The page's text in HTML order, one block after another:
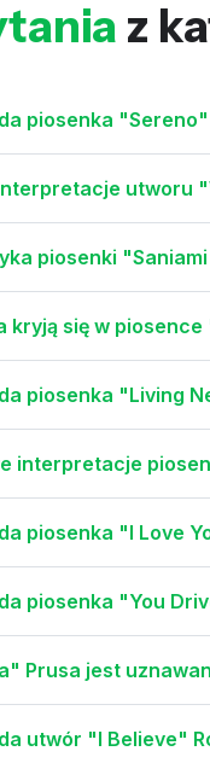
z
piosenka
utworu
piosenki
kryją się w
piosenka "Living
interpretacje
piosenka "I Love
piosenka "You
Prusa jest
utwór "I Believe"